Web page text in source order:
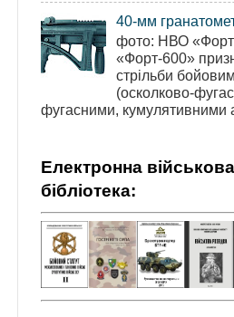
40-мм
фото: НВО
«Форт-600»
стрільби
(осколково-
фугасними, кумулятивними
Електронна військова
бібліотека: